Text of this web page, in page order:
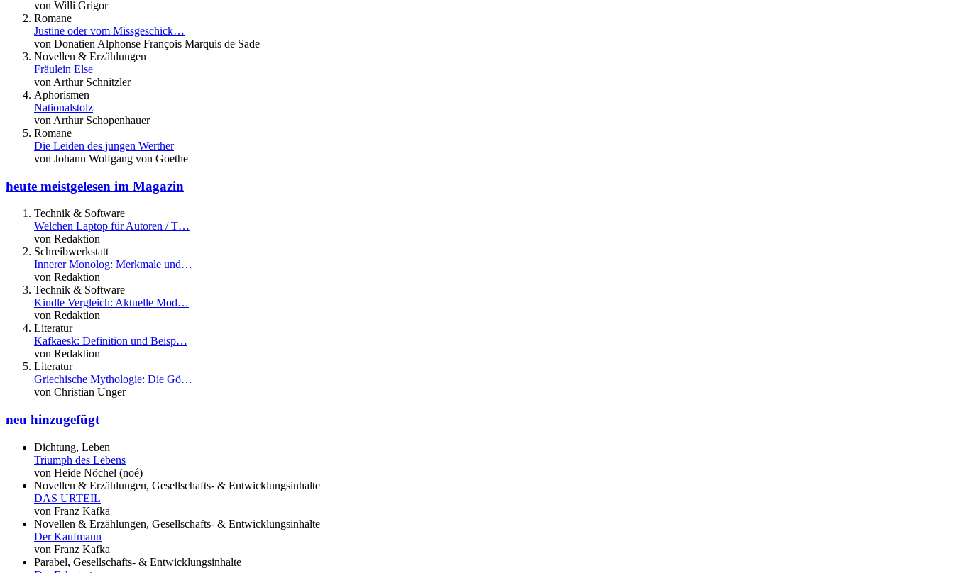
von Willi Grigor
Romane
Justine oder vom Missgeschick…
von Donatien Alphonse François Marquis de Sade
Novellen & Erzählungen
Fräulein Else
von Arthur Schnitzler
Aphorismen
Nationalstolz
von Arthur Schopenhauer
Romane
Die Leiden des jungen Werther
von Johann Wolfgang von Goethe
heute meistgelesen im Magazin
Technik & Software
Welchen Laptop für Autoren / T…
von Redaktion
Schreibwerkstatt
Innerer Monolog: Merkmale und…
von Redaktion
Technik & Software
Kindle Vergleich: Aktuelle Mod…
von Redaktion
Literatur
Kafkaesk: Definition und Beisp…
von Redaktion
Literatur
Griechische Mythologie: Die Gö…
von Christian Unger
neu hinzugefügt
Dichtung, Leben
Triumph des Lebens
von Heide Nöchel (noé)
Novellen & Erzählungen, Gesellschafts- & Entwicklungsinhalte
DAS URTEIL
von Franz Kafka
Novellen & Erzählungen, Gesellschafts- & Entwicklungsinhalte
Der Kaufmann
von Franz Kafka
Parabel, Gesellschafts- & Entwicklungsinhalte